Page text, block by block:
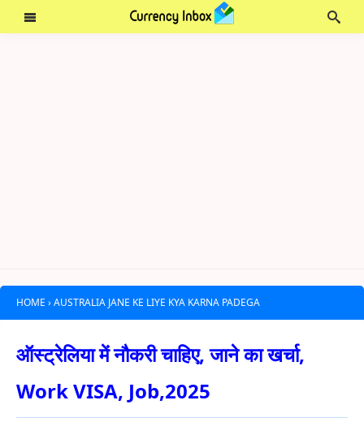
HOME › AUSTRALIA JANE KE LIYE KYA KARNA PADEGA
ऑस्ट्रेलिया में नौकरी चाहिए, जाने का खर्चा,
Work VISA, Job,2025